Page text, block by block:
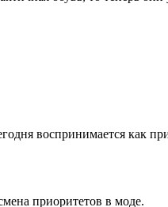
воспринимается как
приоритетов в моде.